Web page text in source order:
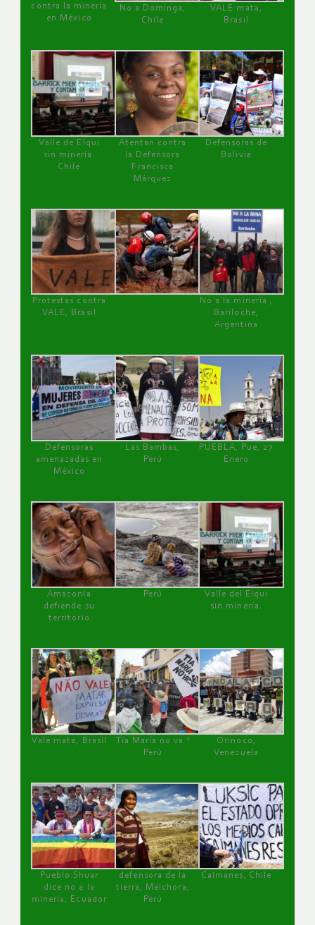
contra la minería
en México
No a Dominga,
Chile
VALE mata,
Brasil
Valle de Elqui
sin minería.
Chile
Atentan contra
la Defensora
Francisca
Márquez
Defensoras de
Bolivia
Protestas contra
VALE, Brasil
No a la minería ,
Bariloche,
Argentina
Defensoras
amenazadas en
México
Las Bambas,
Perú
PUEBLA, Pue, 27
Enero
Amazonía
defiende su
territorio
Perú
Valle del Elqui
sin minería.
Vale mata, Brasil
Tía María no va !
Perú
Orinoco,
Venezuela
Pueblo Shuar
dice no a la
minería, Ecuador
defensora de la
tierra, Melchora,
Perú
Caimanes, Chile